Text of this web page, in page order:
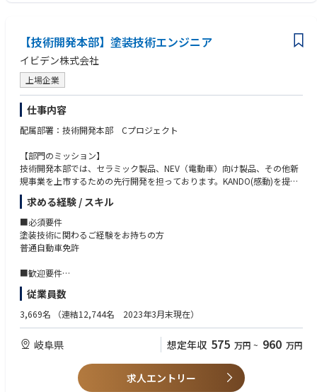
活動
・新規事業の創生（DX関連、環境関連）
【ポジションの魅力・やりがい・キャリアパス】
・様々な社会イノベーション事業を通じて、事業所間を跨り事業を牽引し
たり、多種多様なプロジェクトにも参画できることで幅広く奥行きの深い
実務経験が得られ、たくさんの優秀な仲間が出来ること。
・提案～入金までの一連した業務に携わり、社内外様々な人と接し、感謝
された時、大型案件を受注できた時、工事が完成した時、日立グループ一
丸となれた時等、大きな達成感があること。
・上下水道事業及び道路事業は全国ベースで仕事ができる市場であり、将
来的には他事業や製品・サービスも経験できるチャンスがあること。
・キャリアパスについて、入社後は自治体向け営業として経験を積み、将
来的には主任として案件をリードいただく。その後は本人の志向・適性に
ーションあり）。
【働く環境】
スクラム営業が主体。
②在宅勤務は可。顧客がフルタイム出勤している為、営業活動に必要な勤
務形態とする。
（但し、入社直後は仕事への習熟度向上の為、出社前提で勤務頂く事を想
定）
※上記内容は、募集開始時点の内容であり、入社後必要に応じて変更とな
る場合がございます。予めご了承ください。
対応することができます。
【技術開発本部】塗装技術エンジニア
イビデン株式会社
上場企業
仕事内容
配属部署：技術開発本部 Cプロジェクト
【部門のミッション】
技術開発本部では、セラミック製品、NEV（電動車）向け製品、その他新
規事業を上市するための先行開発を担っております。KANDO(感動)を提供
することにより、新規開発品を採用に結び付けることで、2027年までに2
00億円/年の売上を目指しています。
Cプロジェクトでは、中国の市場向けの新規事業開発を行っています。
【業務内容】
ます。
ることも想定しています。
その為、塗料の配合設計、量産に向けたプロセス開発にとどまらず、バッ
テリー部品への塗装工程までを担当いただきます。
【業務の魅力】
ことが安全性確保において非常に重要です。担当製品は安全性確保に関わ
る重要な製品になります。
求める経験 / スキル
■必須要件
塗装技術に関わるご経験をお持ちの方
普通自動車免許
■歓迎要件
IATFの知見
従業員数
3,669名 （連結12,744名 2023年3月末現在）
岐阜県 想定年収 575 万円 ~ 960 万円
求人エントリー